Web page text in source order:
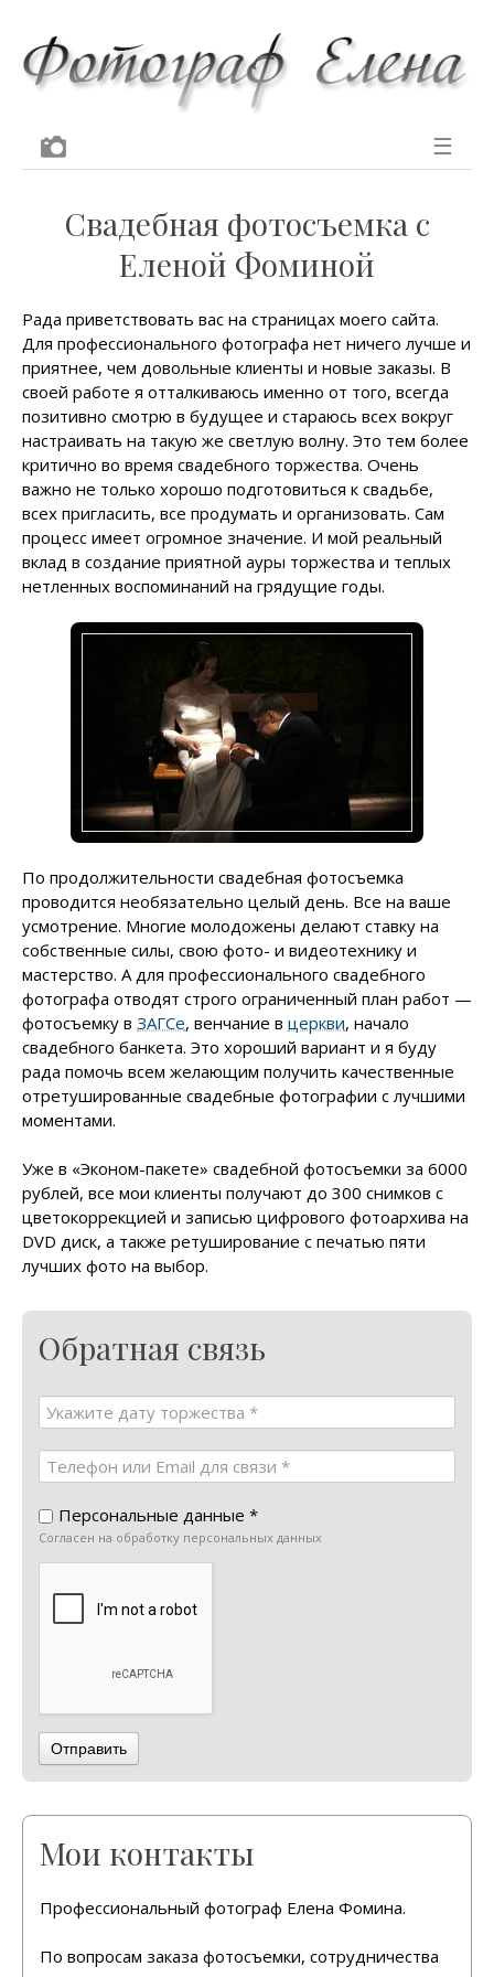
☰
Свадебная фотосъемка с
Еленой Фоминой
Рада приветствовать вас на страницах моего сайта.
Для профессионального фотографа нет ничего лучше и
приятнее, чем довольные клиенты и новые заказы. В
своей работе я отталкиваюсь именно от того, всегда
позитивно смотрю в будущее и стараюсь всех вокруг
настраивать на такую же светлую волну. Это тем более
критично во время свадебного торжества. Очень
важно не только хорошо подготовиться к свадьбе,
всех пригласить, все продумать и организовать. Сам
процесс имеет огромное значение. И мой реальный
вклад в создание приятной ауры торжества и теплых
нетленных воспоминаний на грядущие годы.
По продолжительности свадебная фотосъемка
проводится необязательно целый день. Все на ваше
усмотрение. Многие молодожены делают ставку на
собственные силы, свою фото- и видеотехнику и
мастерство. А для профессионального свадебного
фотографа отводят строго ограниченный план работ —
фотосъемку в ЗАГСе, венчание в церкви, начало
свадебного банкета. Это хороший вариант и я буду
рада помочь всем желающим получить качественные
отретушированные свадебные фотографии с лучшими
моментами.
Уже в «Эконом-пакете» свадебной фотосъемки за 6000
рублей, все мои клиенты получают до 300 снимков с
цветокоррекцией и записью цифрового фотоархива на
DVD диск, а также ретуширование с печатью пяти
лучших фото на выбор.
Обратная связь
Персональные данные *
Согласен на обработку персональных данных
Отправить
Мои контакты
Профессиональный фотограф Елена Фомина.
По вопросам заказа фотосъемки, сотрудничества